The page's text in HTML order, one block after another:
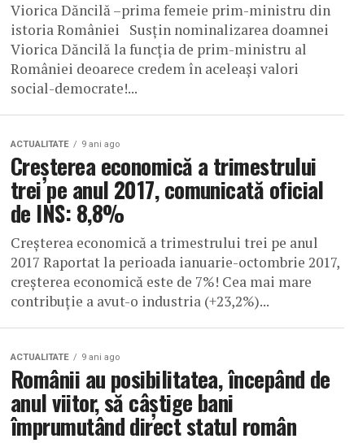
Viorica Dăncilă –prima femeie prim-ministru din
istoria României Susțin nominalizarea doamnei
Viorica Dăncilă la funcția de prim-ministru al
României deoarece credem în aceleași valori
social-democrate!...
ACTUALITATE 9 ani ago
Creșterea economică a trimestrului
trei pe anul 2017, comunicată oficial
de INS: 8,8%
Creșterea economică a trimestrului trei pe anul
2017 Raportat la perioada ianuarie-octombrie 2017,
creșterea economică este de 7%! Cea mai mare
contribuție a avut-o industria (+23,2%)...
ACTUALITATE 9 ani ago
Românii au posibilitatea, începând de
anul viitor, să câștige bani
împrumutând direct statul român